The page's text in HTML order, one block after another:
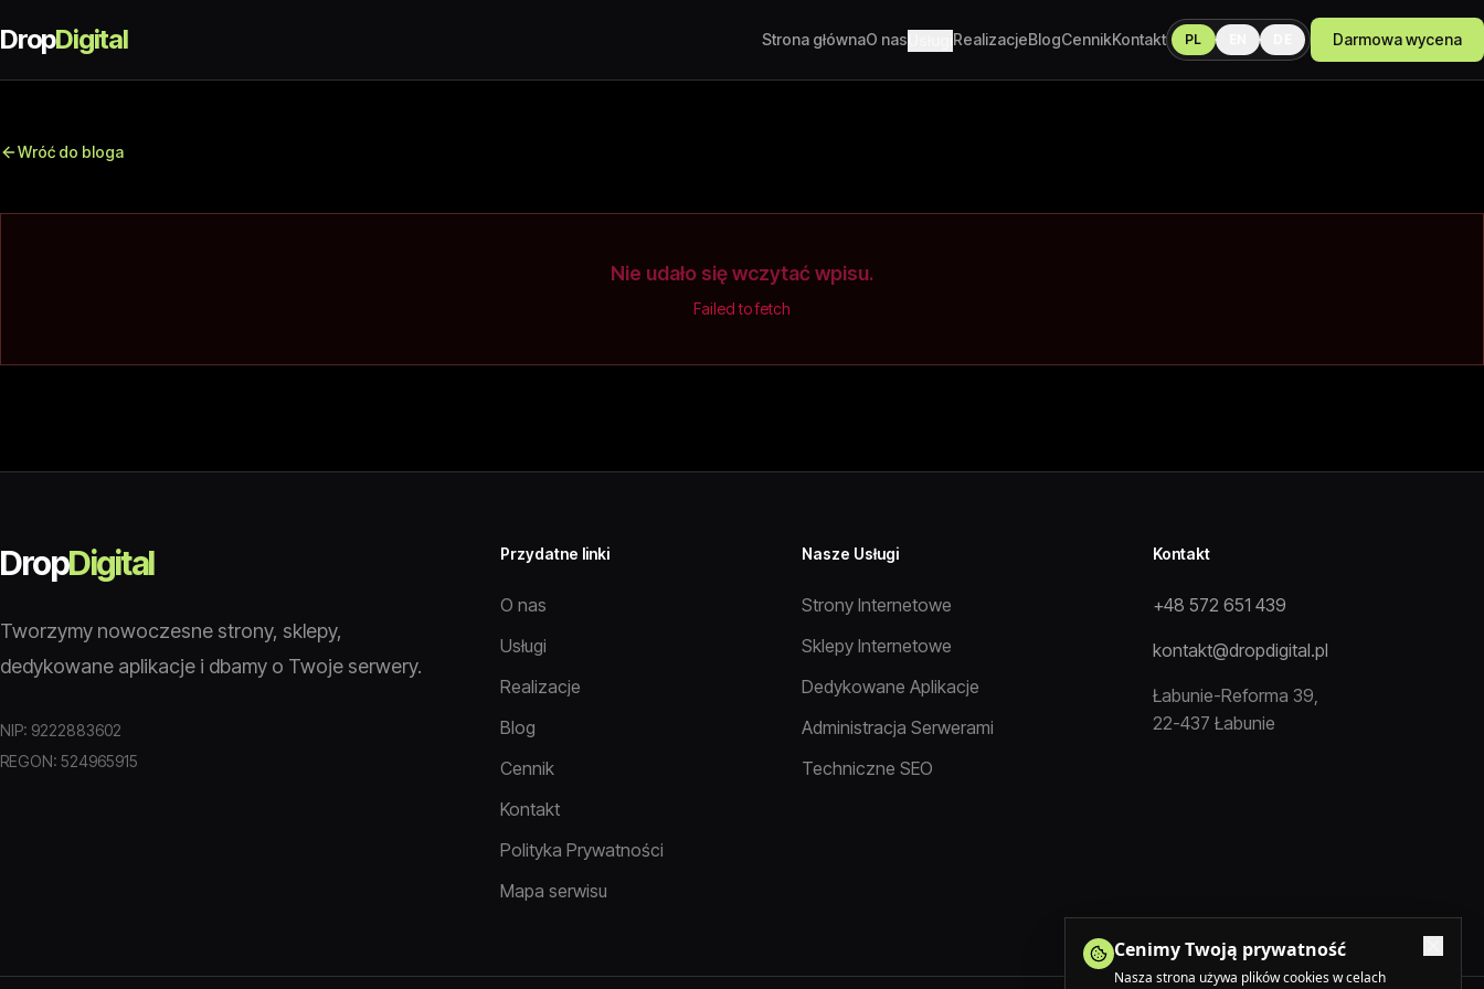
DropDigital Strona głównaO nas RealizacjeBlogCennikKontakt PL Darmowa wycena
Wróć do bloga
Nie udało się wczytać wpisu.
Failed to fetch
DropDigital
Tworzymy nowoczesne strony, sklepy,
dedykowane aplikacje i dbamy o Twoje serwery.
NIP: 9222883602
REGON: 524965915
Przydatne linki
O nas
Usługi
Realizacje
Blog
Cennik
Kontakt
Polityka Prywatności
Mapa serwisu
Nasze Usługi
Strony Internetowe
Sklepy Internetowe
Dedykowane Aplikacje
Administracja Serwerami
Techniczne SEO
Kontakt
+48 572 651 439
kontakt@dropdigital.pl
Łabunie-Reforma 39,
22-437 Łabunie
Cenimy Twoją prywatność
Nasza strona używa plików cookies w celach